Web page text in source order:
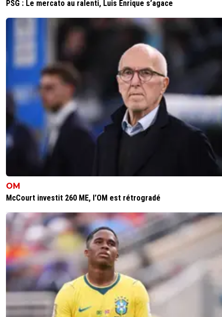
PSG : Le mercato au ralenti, Luis Enrique s’agace
OM
McCourt investit 260 ME, l’OM est rétrogradé